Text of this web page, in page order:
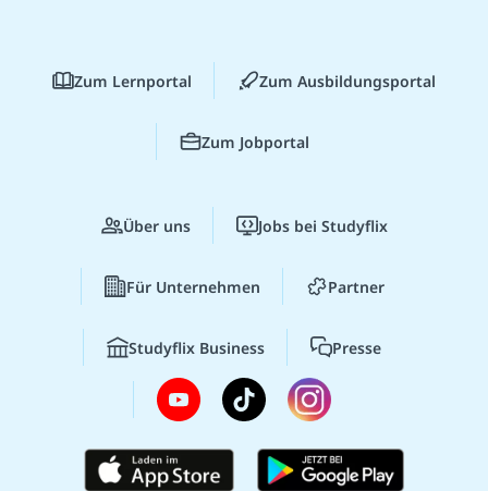
Zum Lernportal Zum Ausbildungsportal
Zum Jobportal
Über uns Jobs bei Studyflix
Für Unternehmen Partner
Studyflix Business Presse